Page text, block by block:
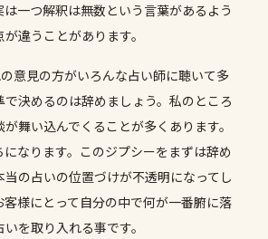
は一つ解釈は無数という言葉があるよう
違うことがあります。
意見の方がいろんな占い師に聴いて多
決めるのは辞めましょう。私のところ
舞い込んでくることが多くあります。
なります。このジプシーをまずは辞め
当の占いの位置づけが不透明になってし
客様にとって自分の中で何が一番腑に落
を取り入れる事です。